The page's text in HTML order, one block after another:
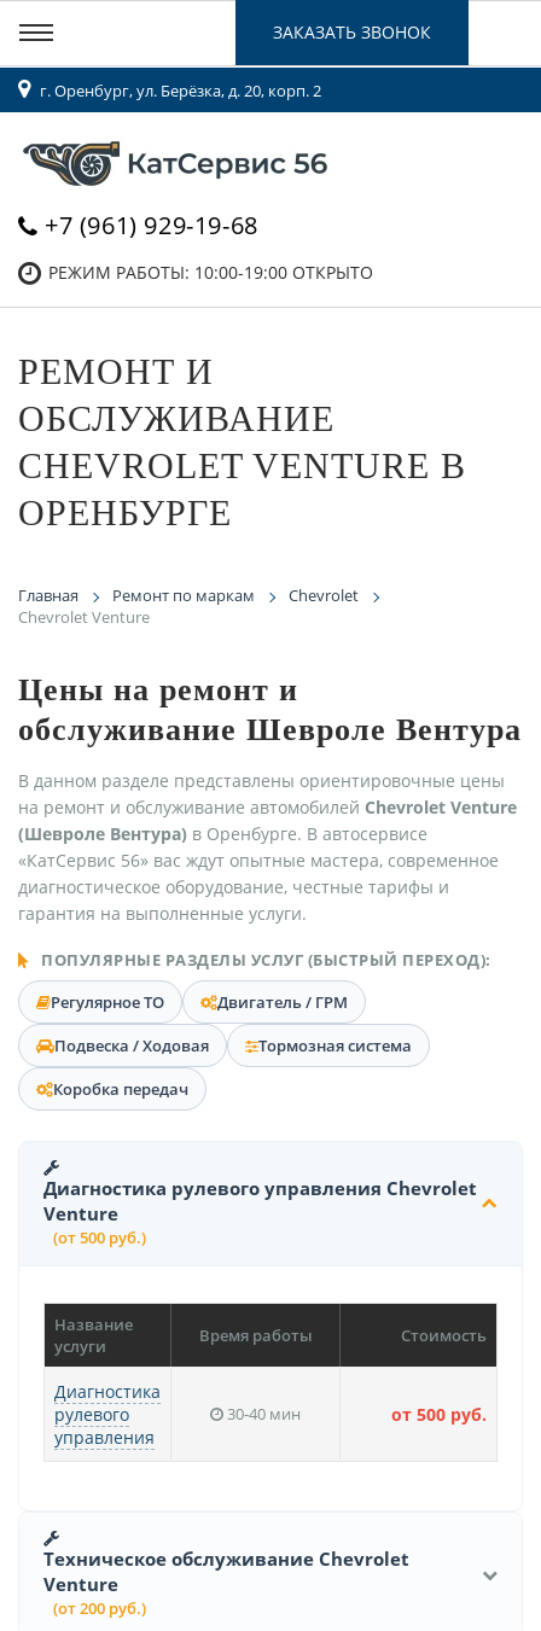
г. Оренбург, ул. Берёзка, д. 20, корп. 2
+7 (961) 929-19-68
РЕЖИМ РАБОТЫ: 10:00-19:00 ОТКРЫТО
ЗАКАЗАТЬ ЗВОНОК
РЕМОНТ И
ОБСЛУЖИВАНИЕ
CHEVROLET VENTURE В
ОРЕНБУРГЕ
Главная Ремонт по маркам
Chevrolet
Chevrolet Venture
Цены на ремонт и
обслуживание Шевроле Вентура
В данном разделе представлены ориентировочные цены
на ремонт и обслуживание автомобилей Chevrolet Venture
(Шевроле Вентура) в Оренбурге. В автосервисе
«КатСервис 56» вас ждут опытные мастера, современное
диагностическое оборудование, честные тарифы и
гарантия на выполненные услуги.
ПОПУЛЯРНЫЕ РАЗДЕЛЫ УСЛУГ (БЫСТРЫЙ ПЕРЕХОД):
Регулярное ТО
Двигатель / ГРМ
Подвеска / Ходовая
Тормозная система
Коробка передач
Диагностика рулевого управления Chevrolet
Venture
(от 500 руб.)
Название
услуги
Время работы Стоимость
Диагностика
рулевого
управления
30-40 мин от 500 руб.
Техническое обслуживание Chevrolet
Venture
(от 200 руб.)